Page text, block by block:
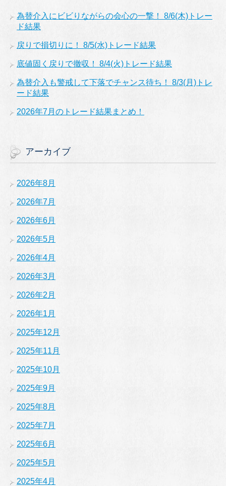
為替介入にビビりながらの会心の一撃！ 8/6(木)トレー
ド結果
戻りで損切りに！ 8/5(水)トレード結果
底値固く戻りで撤収！ 8/4(火)トレード結果
為替介入も警戒して下落でチャンス待ち！ 8/3(月)トレ
ード結果
2026年7月のトレード結果まとめ！
アーカイブ
2026年8月
2026年7月
2026年6月
2026年5月
2026年4月
2026年3月
2026年2月
2026年1月
2025年12月
2025年11月
2025年10月
2025年9月
2025年8月
2025年7月
2025年6月
2025年5月
2025年4月